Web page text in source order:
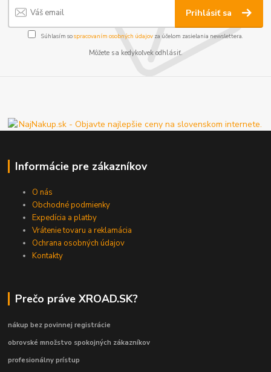
Prihlásiť sa
Súhlasím sospracovaním osobných údajov za účelom zasielania newslettera.
Môžete sa kedykoľvek odhlásiť.
Informácie pre zákazníkov
O nás
Obchodné podmienky
Expedícia a platby
Vrátenie tovaru a reklamácia
Ochrana osobných údajov
Kontakty
Prečo práve XROAD.SK?
nákup bez povinnej registrácie
obrovské množstvo spokojných zákazníkov
profesionálny prístup